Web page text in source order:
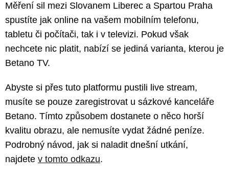
Měření sil mezi Slovanem Liberec a Spartou Praha
spustíte jak online na vašem mobilním telefonu,
tabletu či počítači, tak i v televizi. Pokud však
nechcete nic platit, nabízí se jediná varianta, kterou je
Betano TV.
Abyste si přes tuto platformu pustili live stream,
musíte se pouze zaregistrovat u sázkové kanceláře
Betano. Tímto způsobem dostanete o něco horší
kvalitu obrazu, ale nemusíte vydat žádné peníze.
Podrobný návod, jak si naladit dnešní utkání,
najdete v tomto odkazu.